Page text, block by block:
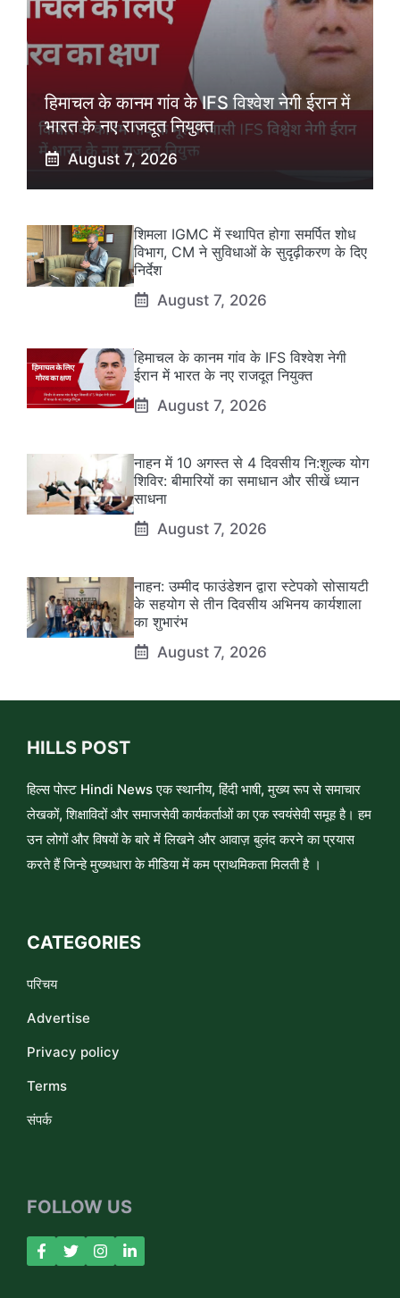
हिमाचल के कानम गांव के IFS विश्वेश नेगी ईरान में
भारत के नए राजदूत नियुक्त
August 7, 2026
शिमला IGMC में स्थापित होगा समर्पित शोध
विभाग, CM ने सुविधाओं के सुदृढ़ीकरण के दिए
निर्देश
August 7, 2026
हिमाचल के कानम गांव के IFS विश्वेश नेगी
ईरान में भारत के नए राजदूत नियुक्त
August 7, 2026
नाहन में 10 अगस्त से 4 दिवसीय नि:शुल्क योग
शिविर: बीमारियों का समाधान और सीखें ध्यान
साधना
August 7, 2026
नाहन: उम्मीद फाउंडेशन द्वारा स्टेपको सोसायटी
के सहयोग से तीन दिवसीय अभिनय कार्यशाला
का शुभारंभ
August 7, 2026
HILLS POST
हिल्स पोस्ट Hindi News एक स्थानीय, हिंदी भाषी, मुख्य रूप से समाचार
लेखकों, शिक्षाविदों और समाजसेवी कार्यकर्ताओं का एक स्वयंसेवी समूह है। हम
उन लोगों और विषयों के बारे में लिखने और आवाज़ बुलंद करने का प्रयास
करते हैं जिन्हे मुख्यधारा के मीडिया में कम प्राथमिकता मिलती है ।
CATEGORIES
परिचय
Advertise
Privacy policy
Terms
संपर्क
FOLLOW US